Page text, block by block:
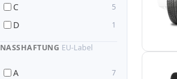
C 5
D 1
NASSHAFTUNG EU-Label
A 7